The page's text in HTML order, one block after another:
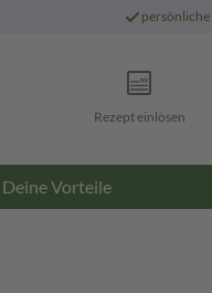
persönliche
Rezept einlösen
Deine Vorteile